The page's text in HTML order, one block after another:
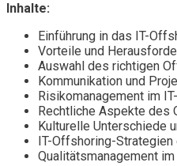
Inhalte:
Einführung in das IT-
Vorteile und
Auswahl des richtigen
Kommunikation und
Risikomanagement im
Rechtliche Aspekte des
Kulturelle Unterschiede
IT-Offshoring-
Qualitätsmanagement